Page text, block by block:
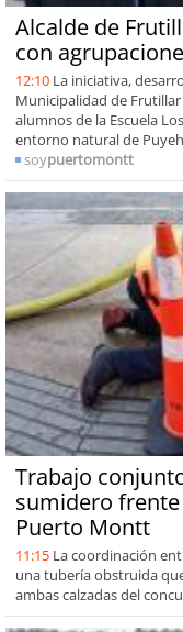
Alcalde de
con
12:10 La iniciativa,
Municipalidad de
alumnos de la Escuela
entorno natural de
soypuertomontt
Trabajo
sumidero
Puerto Montt
11:15 La coordinación
una tubería obstruida
ambas calzadas del